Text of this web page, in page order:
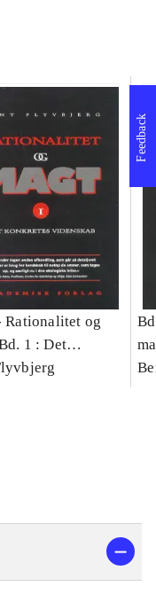
Rationalitet og
1 : Det
videnskab
Feedback